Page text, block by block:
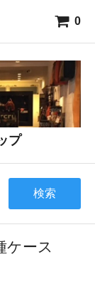
0
プ
検索
ケース